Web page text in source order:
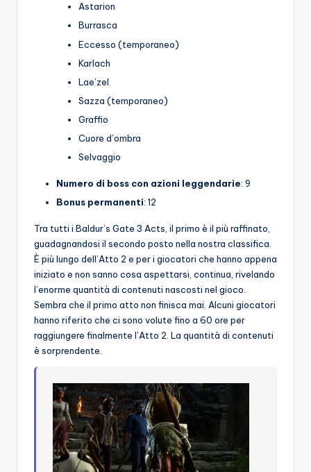
Astarion
Burrasca
Eccesso (temporaneo)
Karlach
Lae’zel
Sazza (temporaneo)
Graffio
Cuore d’ombra
Selvaggio
Numero di boss con azioni leggendarie: 9
Bonus permanenti: 12
Tra tutti i Baldur’s Gate 3 Acts, il primo è il più raffinato,
guadagnandosi il secondo posto nella nostra classifica.
È più lungo dell’Atto 2 e per i giocatori che hanno appena
iniziato e non sanno cosa aspettarsi, continua, rivelando
l’enorme quantità di contenuti nascosti nel gioco.
Sembra che il primo atto non finisca mai. Alcuni giocatori
hanno riferito che ci sono volute fino a 60 ore per
raggiungere finalmente l’Atto 2. La quantità di contenuti
è sorprendente.